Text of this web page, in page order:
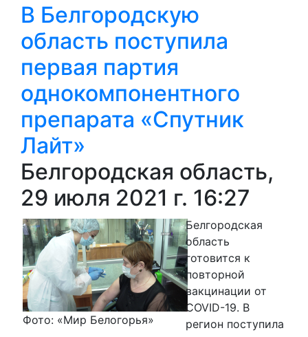
В Белгородскую
область поступила
первая партия
однокомпонентного
препарата «Спутник
Лайт»
Белгородская область,
29 июля 2021 г. 16:27
Фото: «Мир Белогорья»
Белгородская
область
готовится к
повторной
вакцинации от
COVID-19. В
регион поступила